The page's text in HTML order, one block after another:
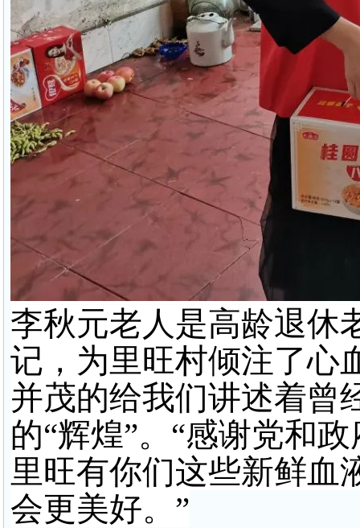
李秋元老人是高龄退休
记，为里旺村倾注了心
并茂的给我们讲述着曾
的“辉煌”。“感谢党和
里旺有你们这些新鲜血
会更美好。”